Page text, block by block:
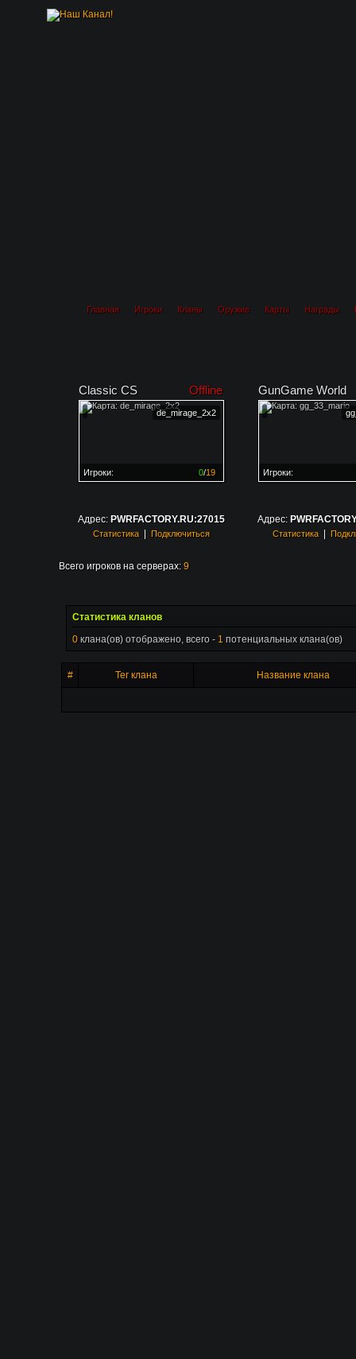
Главная Игроки Кланы Оружие Карты Награды
Classic CS Offline
de_mirage_2x2
0/19
Игроки:
GunGame World
Игроки:
Адрес: PWRFACTORY.RU:27015
Статистика| Подключиться
Адрес:
Статистика|
Всего игроков на серверах: 9
Статистика кланов
0 клана(ов) отображено, всего - 1 потенциальных клана(ов)
# Тег клана Название клана